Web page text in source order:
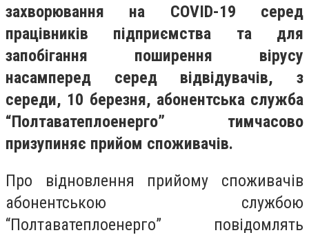
захворювання на COVID-19 серед
працівників підприємства та для
запобігання поширення вірусу
насамперед серед відвідувачів, з
середи, 10 березня, абонентська служба
“Полтаватеплоенерго” тимчасово
призупиняє прийом споживачів.
Про відновлення прийому споживачів
абонентською службою
“Полтаватеплоенерго” повідомлять